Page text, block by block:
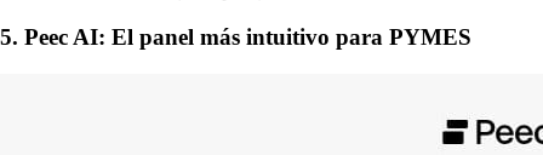
5. Peec AI: El panel más intuitivo para PYMES